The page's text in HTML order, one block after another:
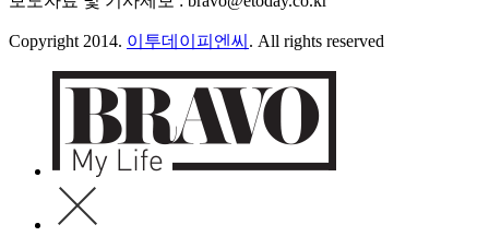
Copyright 2014. 이투데이피엔씨 . All rights reserved